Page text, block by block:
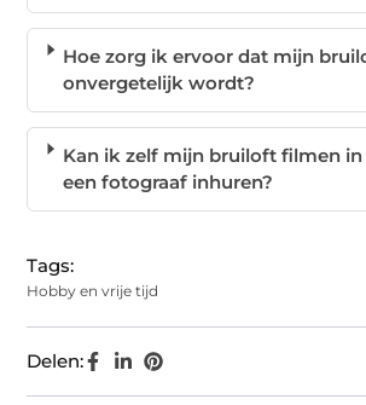
Hoe zorg ik ervoor dat mijn
onvergetelijk wordt?
Kan ik zelf mijn bruiloft filmen in
een fotograaf inhuren?
Tags:
Hobby en vrije tijd
Delen: